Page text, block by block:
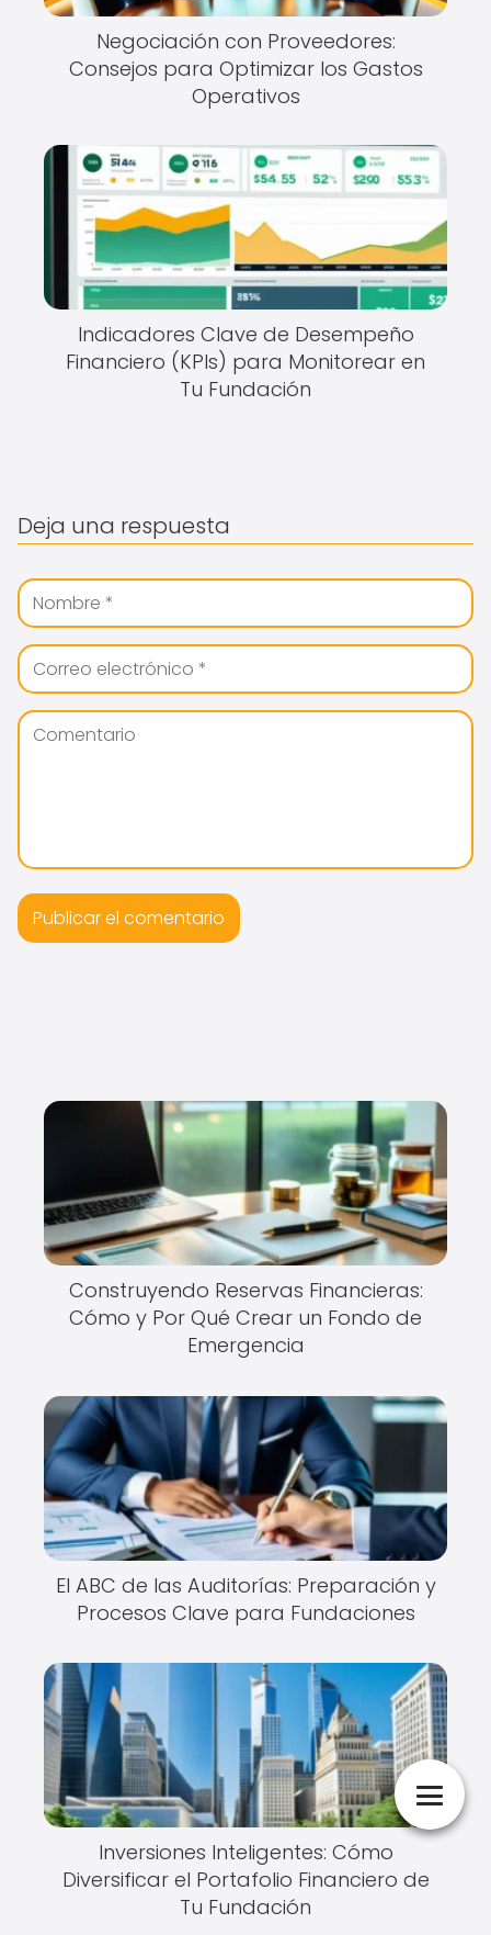
Negociación con Proveedores:
Consejos para Optimizar los Gastos
Operativos
Indicadores Clave de Desempeño
Financiero (KPIs) para Monitorear en
Tu Fundación
Deja una respuesta
Construyendo Reservas Financieras:
Cómo y Por Qué Crear un Fondo de
Emergencia
El ABC de las Auditorías: Preparación y
Procesos Clave para Fundaciones
Inversiones Inteligentes: Cómo
Diversificar el Portafolio Financiero de
Tu Fundación